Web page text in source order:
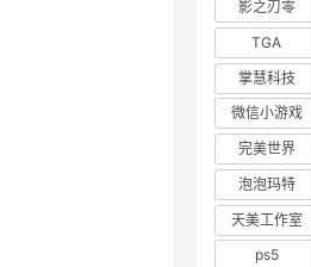
影之刃零
TGA
掌慧科技
微信小游戏
完美世界
泡泡玛特
天美工作室
ps5